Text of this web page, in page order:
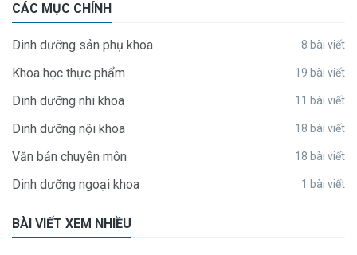
CÁC MỤC CHÍNH
Dinh dưỡng sản phụ khoa 8 bài viết
Khoa học thực phẩm 19 bài viết
Dinh dưỡng nhi khoa 11 bài viết
Dinh dưỡng nội khoa 18 bài viết
Văn bản chuyên môn 18 bài viết
Dinh dưỡng ngoại khoa 1 bài viết
BÀI VIẾT XEM NHIỀU